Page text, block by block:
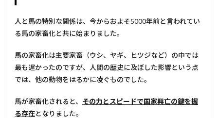
人と馬の特別な関係は、今からおよそ5000年前と言われてい
る馬の家畜化と共に始まりました。
馬の家畜化は主要家畜（ウシ、ヤギ、ヒツジなど）の中では
最も遅かったのですが、人間の歴史に及ぼした影響という点
では、他の動物をはるかに凌ぐものでした。
馬が家畜化されると、 その力とスピードで国家興亡の鍵を握
る存在となりました。